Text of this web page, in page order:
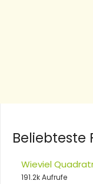
Beliebteste
Wieviel
191.2k Aufrufe